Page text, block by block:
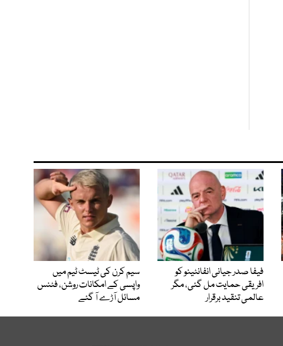
فیفا صدر جیانی انفانٹینو کو
افریقی حمایت مل گئی، مگر
عالمی تنقید برقرار
سیم کرن کی ٹیسٹ ٹیم میں
واپسی کے امکانات روشن، فٹنس
مسائل آڑے آ گئے